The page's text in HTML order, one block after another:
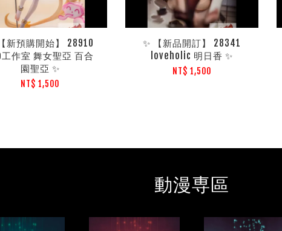
新預購開始】 28910
工作室 舞女聖亞 百合
園聖亞 ✨
NT$ 1,500
✨ 【新品開訂】 28341
loveholic 明日香 ✨
NT$ 1,500
動漫専區